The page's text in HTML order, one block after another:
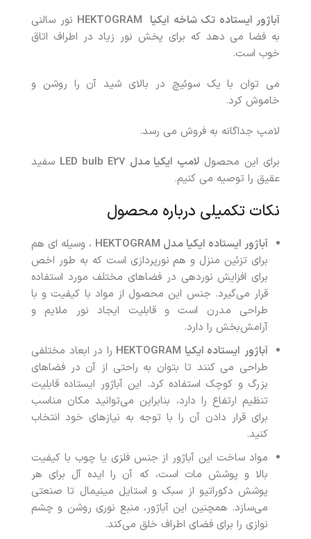
آباژور ایستاده تک شاخه ایکیا
نور سالنی
به فضا می دهد که برای پخش نور زیاد در اطراف اتاق
خوب است.
می توان با یک سوئیچ در بالای شید آن را روشن و
خاموش کرد.
لامپ جداگانه به فروش می رسد.
برای این محصول لامپ ایکیا مدل LED bulb E27 سفید
عقیق را توصیه می کنیم.
نکات تکمیلی درباره محصول
آباژور ایستاده ایکیا مدل
، وسیله ای هم
برای تزئین منزل و هم نورپردازی است که به طور اخص
برای افزایش نوردهی در فضاهای مختلف مورد استفاده
قرار می‌گیرد. جنس این محصول از مواد با کیفیت و با
طراحی مدرن است و قابلیت ایجاد نور ملایم و
آرامش‌بخش را دارد.
آباژور ایستاده ایکیا HEKTOGRAM را در ابعاد مختلفی
طراحی می کنند تا بتوان به راحتی از آن در فضاهای
بزرگ و کوچک استفاده کرد. این آباژور ایستاده قابلیت
تنظیم ارتفاع را دارد، بنابراین می‌توانید مکان مناسب
برای قرار دادن آن را با توجه به نیازهای خود انتخاب
کنید.
مواد ساخت این آباژور از جنس فلزی یا چوب با کیفیت
بالا و پوشش مات است، که آن را ایده آل برای هر
پوشش دکوراتیو از سبک و استایل مینیمال تا صنعتی
می‌سازد. همچنین این آباژور، منبع نوری روشن و چشم
نوازی را برای فضای اطراف خلق می‌کند.